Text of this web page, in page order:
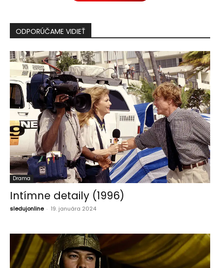
ODPORÚČAME VIDIEŤ
Drama
Intímne detaily (1996)
sledujonline - 19. januára 2024